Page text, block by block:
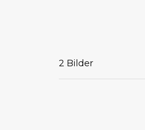
2 Bilder